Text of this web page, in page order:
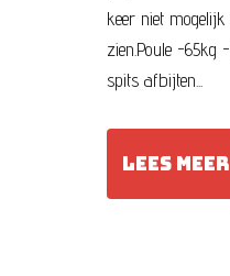
keer niet
zien.Poule -65kg
spits afbijten...
LEES MEER